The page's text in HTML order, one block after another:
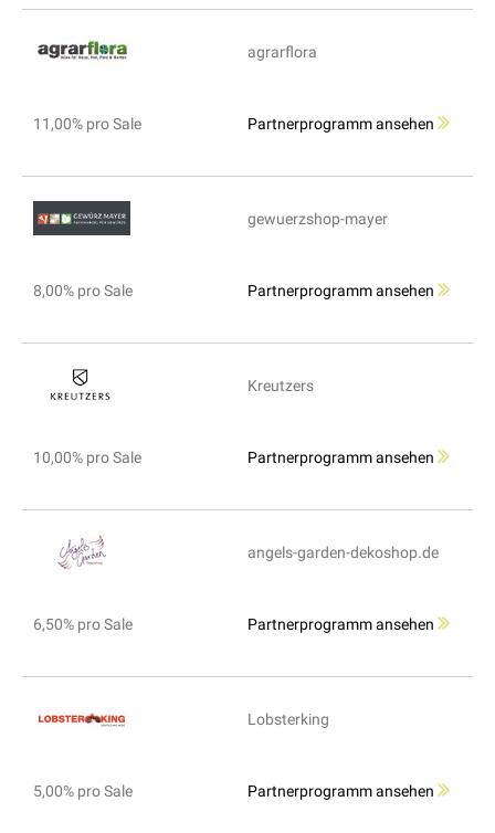
agrarflora
11,00% pro Sale Partnerprogramm ansehen
gewuerzshop-mayer
8,00% pro Sale Partnerprogramm ansehen
Kreutzers
10,00% pro Sale Partnerprogramm ansehen
angels-garden-dekoshop.de
6,50% pro Sale Partnerprogramm ansehen
Lobsterking
5,00% pro Sale Partnerprogramm ansehen